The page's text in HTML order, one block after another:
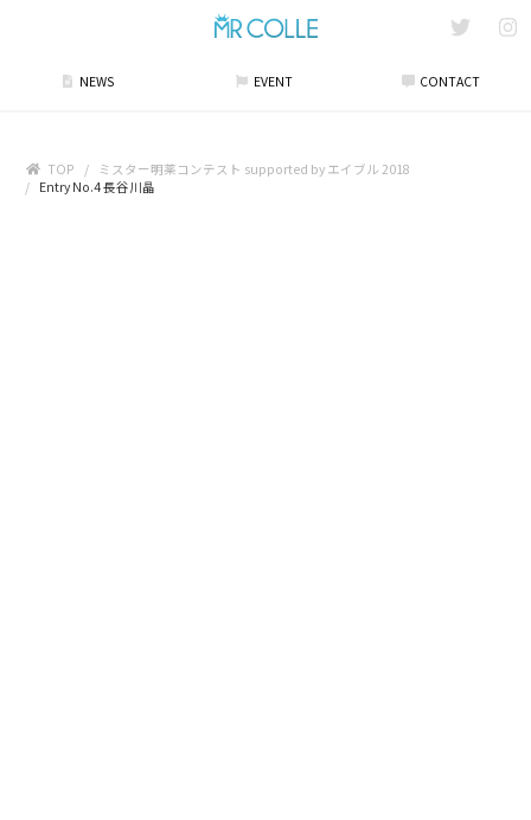
NEWS EVENT CONTACT
TOP
ミスター明薬コンテスト supported by エイブル 2018
Entry No.4 長谷川晶